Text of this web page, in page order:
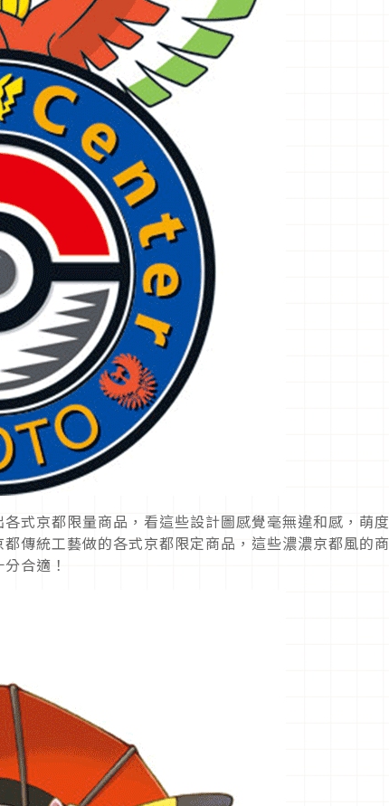
式京都限量商品，看這些設計圖感覺毫無違和感，萌度
傳統工藝做的各式京都限定商品，這些濃濃京都風的商
合適！